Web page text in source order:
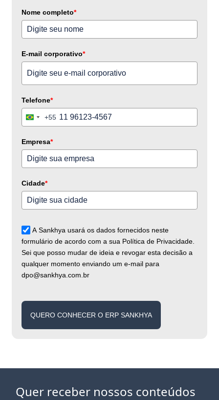
Nome completo*
E-mail corporativo*
Telefone*
Brazil+55
Empresa*
Cidade*
A Sankhya usará os dados fornecidos neste
formulário de acordo com a sua Política de Privacidade.
Sei que posso mudar de ideia e revogar esta decisão a
qualquer momento enviando um e-mail para
dpo@sankhya.com.br
QUERO CONHECER O ERP SANKHYA
Quer receber nossos conteúdos